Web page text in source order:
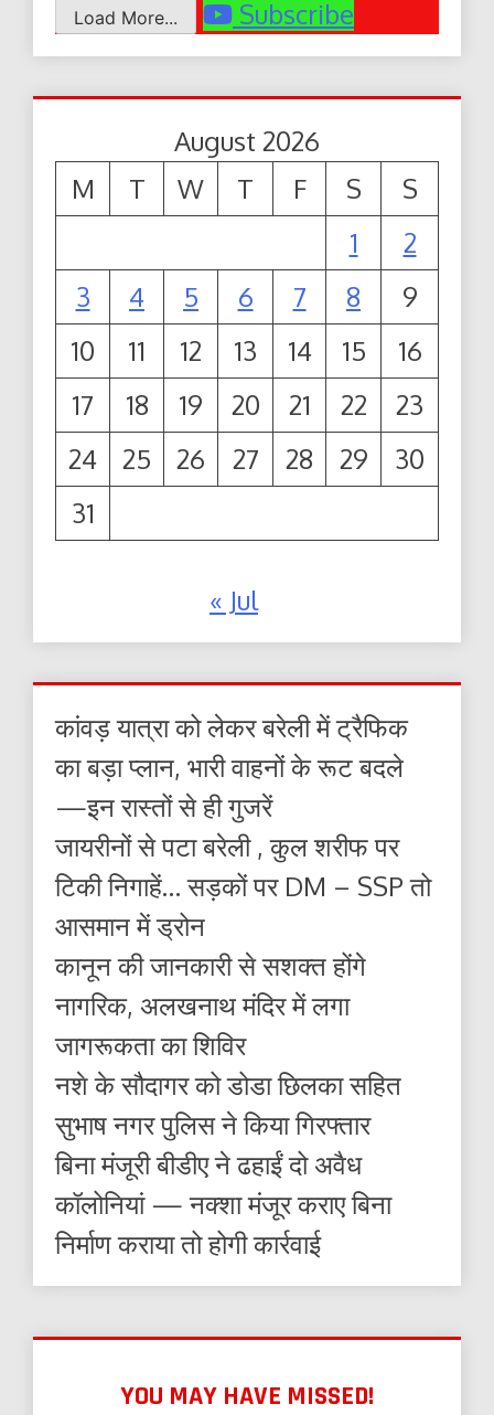
Load More... Subscribe
August 2026
M
T W T F S
S
1
2
3
4 5 6 7 8
9
10
11 12 13 14 15
16
17
18 19 20 21 22
23
24
25 26 27 28 29
30
31
« Jul
कांवड़ यात्रा को लेकर बरेली में ट्रैफिक
का बड़ा प्लान, भारी वाहनों के रूट बदले
—इन रास्तों से ही गुजरें
जायरीनों से पटा बरेली , कुल शरीफ पर
टिकी निगाहें… सड़कों पर DM – SSP तो
आसमान में ड्रोन
कानून की जानकारी से सशक्त होंगे
नागरिक, अलखनाथ मंदिर में लगा
जागरूकता का शिविर
नशे के सौदागर को डोडा छिलका सहित
सुभाष नगर पुलिस ने किया गिरफ्तार
बिना मंजूरी बीडीए ने ढहाईं दो अवैध
कॉलोनियां — नक्शा मंजूर कराए बिना
निर्माण कराया तो होगी कार्रवाई
YOU MAY HAVE MISSED!